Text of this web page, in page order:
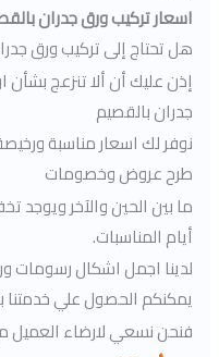
اسعار تركيب ورق جدران
هل تحتاج إلى تركيب ورق
إذن عليك أن ألا تنزعج
جدران بالقصيم
نوفر لك اسعار مناسبة
طرح عروض وخصومات
ما بين الحين والآخر ويوجد
أيام المناسبات.
لدينا اجمل اشكال رسومات
يمكنكم الحصول علي خدمتنا
فنحن نسعي لارضاء العميل